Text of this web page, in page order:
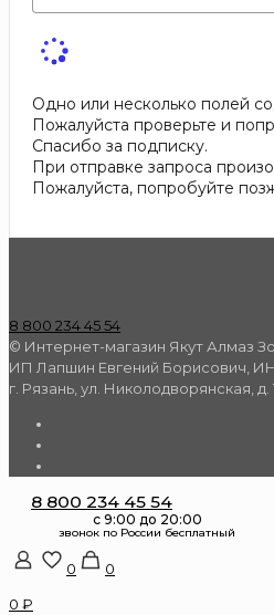
Одно или несколько полей
Пожалуйста проверьте и
Спасибо за подписку.
При отправке запроса
Пожалуйста, попробуйте
8 800 234 45 54
© Интернет-магазин Якут Алмаз
ИП Лапшин Евгений Борисович,
г. Рязань, ул. Николодворянская, д.
8 800 234 45 54
0
0
0 ₽